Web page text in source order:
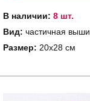
В наличии: 8 шт.
Вид: частичная
Размер: 20х28 см